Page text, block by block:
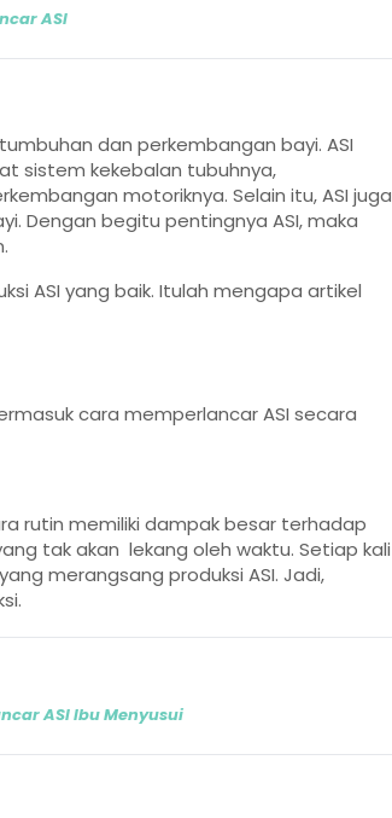
ASI
dan perkembangan bayi. ASI
sistem kekebalan tubuhnya,
motoriknya. Selain itu, ASI juga
Dengan begitu pentingnya ASI, maka
ASI yang baik. Itulah mengapa artikel
cara memperlancar ASI secara
rutin memiliki dampak besar terhadap
tak akan lekang oleh waktu. Setiap kali
merangsang produksi ASI. Jadi,
ASI Ibu Menyusui